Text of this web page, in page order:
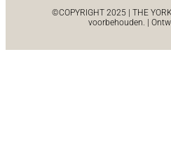
©COPYRIGHT 2025 | THE
voorbehouden. |